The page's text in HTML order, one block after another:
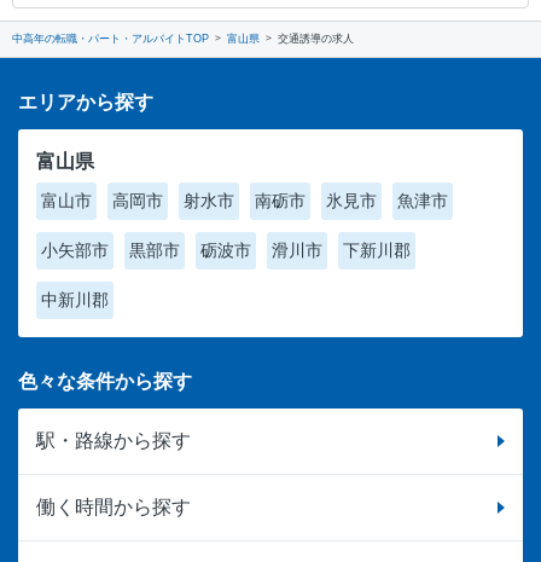
中高年の転職・パート・アルバイトTOP 富山県 交通誘導の求人
エリアから探す
富山県
富山市 高岡市 射水市 南砺市 氷見市 魚津市
小矢部市 黒部市 砺波市 滑川市 下新川郡
中新川郡
色々な条件から探す
駅・路線から探す
働く時間から探す